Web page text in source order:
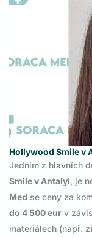
Hollywood Smile v
Jedním z hlavních
Smile v Antalyi, je
Med se ceny za
do 4 500 eur v
materiálech (např.